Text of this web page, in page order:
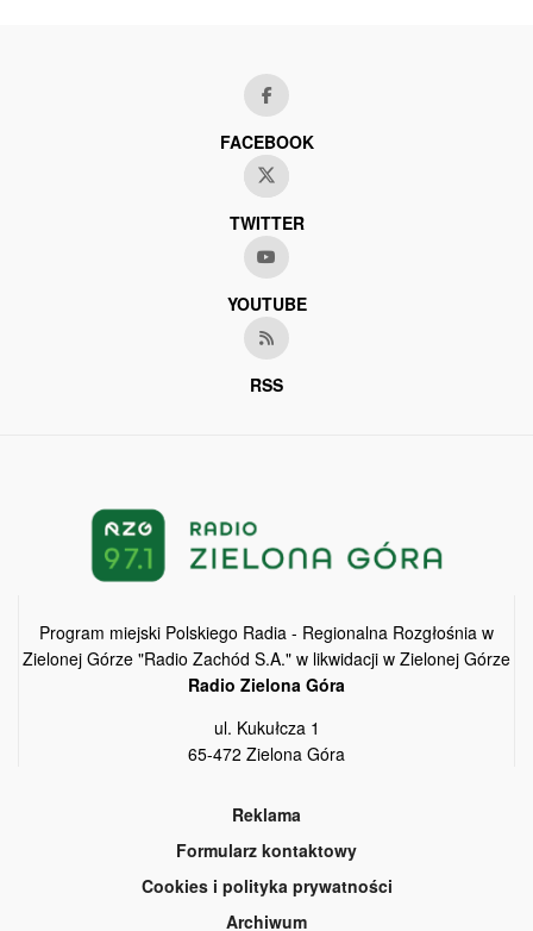
FACEBOOK
TWITTER
YOUTUBE
RSS
Program miejski Polskiego Radia - Regionalna Rozgłośnia w
Zielonej Górze "Radio Zachód S.A." w likwidacji w Zielonej Górze
Radio Zielona Góra
ul. Kukułcza 1
65-472 Zielona Góra
Reklama
Formularz kontaktowy
Cookies i polityka prywatności
Archiwum